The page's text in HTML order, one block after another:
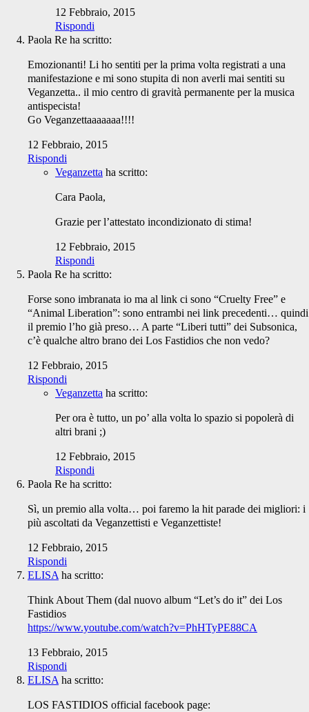
12 Febbraio, 2015
Rispondi
Paola Re ha scritto:
Emozionanti! Li ho sentiti per la prima volta registrati a una
manifestazione e mi sono stupita di non averli mai sentiti su
Veganzetta.. il mio centro di gravità permanente per la musica
antispecista!
Go Veganzettaaaaaaa!!!!
12 Febbraio, 2015
Rispondi
Veganzetta ha scritto:
Cara Paola,
Grazie per l’attestato incondizionato di stima!
12 Febbraio, 2015
Rispondi
Paola Re ha scritto:
Forse sono imbranata io ma al link ci sono “Cruelty Free” e
“Animal Liberation”: sono entrambi nei link precedenti… quindi
il premio l’ho già preso… A parte “Liberi tutti” dei Subsonica,
c’è qualche altro brano dei Los Fastidios che non vedo?
12 Febbraio, 2015
Rispondi
Veganzetta ha scritto:
Per ora è tutto, un po’ alla volta lo spazio si popolerà di
altri brani ;)
12 Febbraio, 2015
Rispondi
Paola Re ha scritto:
Sì, un premio alla volta… poi faremo la hit parade dei migliori: i
più ascoltati da Veganzettisti e Veganzettiste!
12 Febbraio, 2015
Rispondi
ELISA ha scritto:
Think About Them (dal nuovo album “Let’s do it” dei Los
Fastidios
https://www.youtube.com/watch?v=PhHTyPE88CA
13 Febbraio, 2015
Rispondi
ELISA ha scritto:
LOS FASTIDIOS official facebook page: